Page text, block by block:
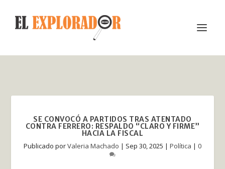
SE CONVOCÓ A PARTIDOS TRAS ATENTADO
CONTRA FERRERO: RESPALDO “CLARO Y FIRME”
HACIA LA FISCAL
Publicado porValeria Machado | Sep 30, 2025 | Política | 0